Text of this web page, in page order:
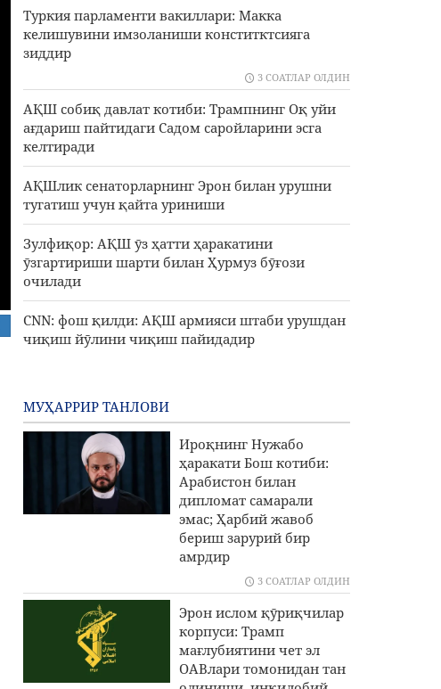
Туркия парламенти вакиллари: Макка
келишувини имзоланиши конститктсияга
зиддир
3 СОАТЛАР ОЛДИН
АҚШ собиқ давлат котиби: Трампнинг Оқ уйи
ағдариш пайтидаги Садом саройларини эсга
келтиради
АҚШлик сенаторларнинг Эрон билан урушни
тугатиш учун қайта уриниши
Зулфиқор: АҚШ ӯз ҳатти ҳаракатини
ӯзгартириши шарти билан Ҳурмуз бӯғози
очилади
CNN: фош қилди: АҚШ армияси штаби урушдан
чиқиш йӯлини чиқиш пайидадир
МУҲАРРИР ТАНЛОВИ
Ироқнинг Нужабо
ҳаракати Бош котиби:
Арабистон билан
дипломат самарали
эмас; Ҳарбий жавоб
бериш зарурий бир
амрдир
3 СОАТЛАР ОЛДИН
Эрон ислом қӯриқчилар
корпуси: Трамп
мағлубиятини чет эл
ОАВлари томонидан тан